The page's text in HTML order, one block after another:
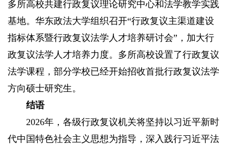
多所高校共建行政复议理论研究中心和法学教学实践
基地。华东政法大学组织召开“行政复议主渠道建设
指标体系暨行政复议法学人才培养研讨会”，加大行
政复议法学人才培养力度。多所高校设置了行政复议
法学课程，部分学校已经开始招收首批行政复议法学
方向硕士研究生。
结语
2026年，各级行政复议机关将坚持以习近平新时
代中国特色社会主义思想为指导，深入践行习近平法